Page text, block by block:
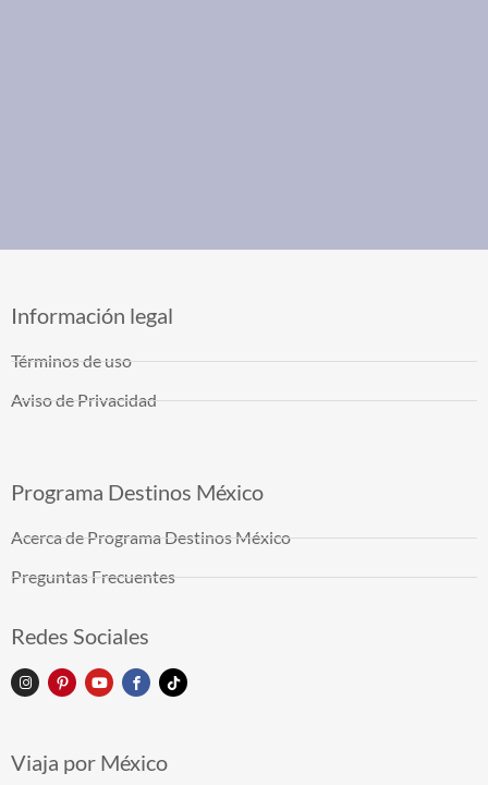
Información legal
Términos de uso
Aviso de Privacidad
Programa Destinos México
Acerca de Programa Destinos México
Preguntas Frecuentes
Redes Sociales
Viaja por México